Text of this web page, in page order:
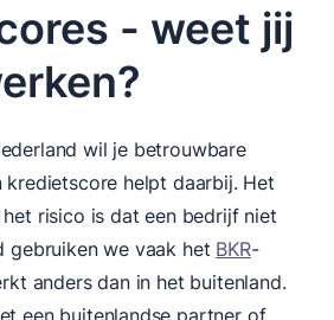
- weet jij
wil je betrouwbare
kredietscore helpt daarbij. Het
risico is dat een bedrijf niet
gebruiken we vaak het BKR-
anders dan in het buitenland.
een buitenlandse partner of